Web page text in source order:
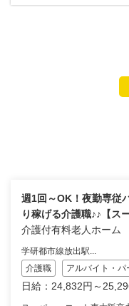
週1回～OK！夜勤専従
り稼げる介護職♪♪【ス
介護付有料老人ホーム
学研都市線放出駅...
介護職
アルバイト・パ
日給：24,832円～